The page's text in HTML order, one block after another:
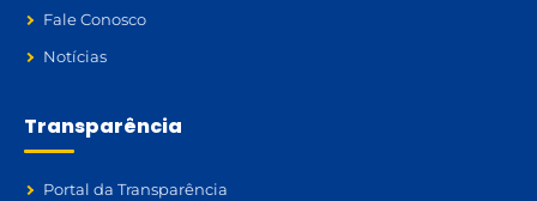
Fale Conosco
Notícias
Transparência
Portal da Transparência